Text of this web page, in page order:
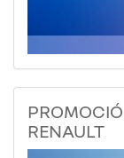
RENAULT